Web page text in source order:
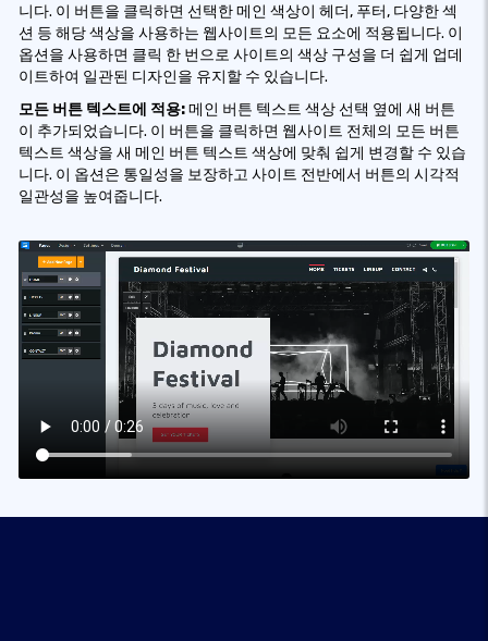
니다. 이 버튼을 클릭하면 선택한 메인 색상이 헤더, 푸터, 다양한 섹
션 등 해당 색상을 사용하는 웹사이트의 모든 요소에 적용됩니다. 이
옵션을 사용하면 클릭 한 번으로 사이트의 색상 구성을 더 쉽게 업데
이트하여 일관된 디자인을 유지할 수 있습니다.
모든 버튼 텍스트에 적용:메인 버튼 텍스트 색상 선택 옆에 새 버튼
이 추가되었습니다. 이 버튼을 클릭하면 웹사이트 전체의 모든 버튼
텍스트 색상을 새 메인 버튼 텍스트 색상에 맞춰 쉽게 변경할 수 있습
니다. 이 옵션은 통일성을 보장하고 사이트 전반에서 버튼의 시각적
일관성을 높여줍니다.